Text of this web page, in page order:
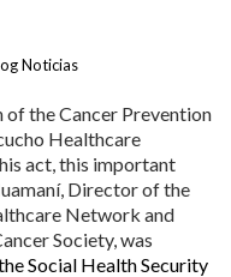
Noticias
of the Cancer Prevention
Healthcare
act, this important
Director of the
Network and
Society, was
Social Health Security